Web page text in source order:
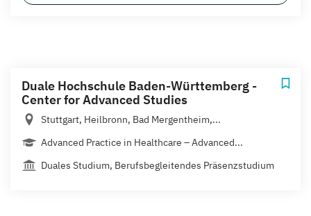
Duale Hochschule Baden-Württemberg -
Center for Advanced Studies
Stuttgart, Heilbronn, Bad Mergentheim,...
Advanced Practice in Healthcare – Advanced...
Duales Studium, Berufsbegleitendes Präsenzstudium